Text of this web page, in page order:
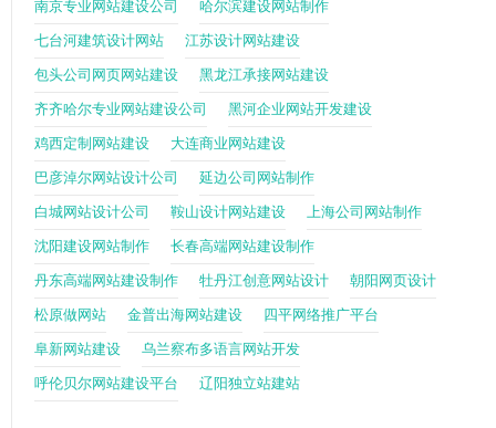
南京专业网站建设公司 哈尔滨建设网站制作
七台河建筑设计网站 江苏设计网站建设
包头公司网页网站建设 黑龙江承接网站建设
齐齐哈尔专业网站建设公司 黑河企业网站开发建设
鸡西定制网站建设 大连商业网站建设
巴彦淖尔网站设计公司 延边公司网站制作
白城网站设计公司 鞍山设计网站建设 上海公司网站制作
沈阳建设网站制作 长春高端网站建设制作
丹东高端网站建设制作 牡丹江创意网站设计 朝阳网页设计
松原做网站 金普出海网站建设 四平网络推广平台
阜新网站建设 乌兰察布多语言网站开发
呼伦贝尔网站建设平台 辽阳独立站建站